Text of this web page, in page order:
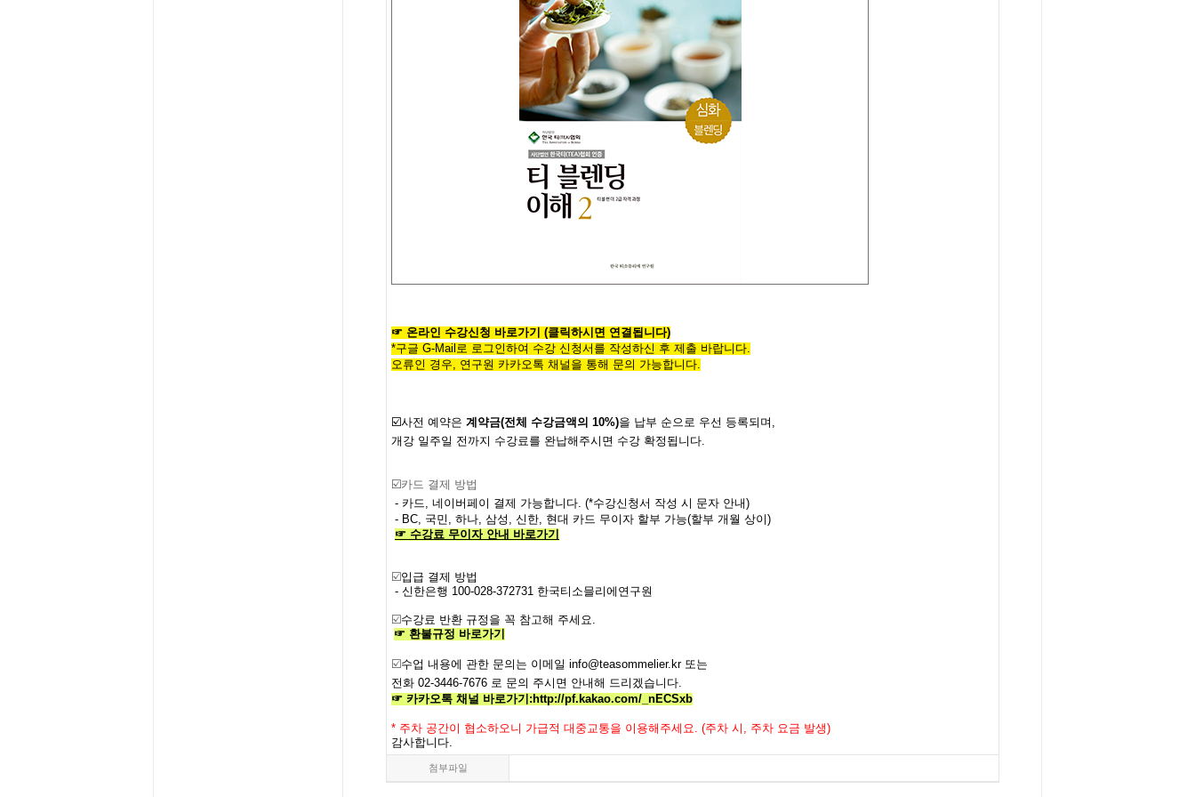
☞ 온라인 수강신청 바로가기 (클릭하시면 연결됩니다)
*구글 G-Mail로 로그인하여 수강 신청서를 작성하신 후 제출 바랍니다.
오류인 경우, 연구원 카카오톡 채널을 통해 문의 가능합니다.
☑️사전 예약은 계약금(전체 수강금액의 10%)을 납부 순으로 우선 등록되며 ,
개강 일주일 전까지 수강료를 완납해주시면 수강 확정됩니다.
☑️카드 결제 방법
- 카드, 네이버페이 결제 가능합니다. (*수강신청서 작성 시 문자 안내)
- BC, 국민, 하나, 삼성, 신한, 현대 카드 무이자 할부 가능(할부 개월 상이)
☞ 수강료 무이자 안내 바로가기
☑️입급 결제 방법
- 신한은행 100-028-372731 한국티소믈리에연구원
☑️수강료 반환 규정을 꼭 참고해 주세요.
☞ 환불규정 바로가기
☑️수업 내용에 관한 문의는 이메일 info@teasommelier.kr 또는
전화 02-3446-7676 로 문의 주시면 안내해 드리겠습니다.
☞ 카카오톡 채널 바로가기 : http://pf.kakao.com/_nECSxb
* 주차 공간이 협소하오니 가급적 대중교통을 이용해주세요. (주차 시 , 주차 요금 발생)
감사합니다.
첨부파일